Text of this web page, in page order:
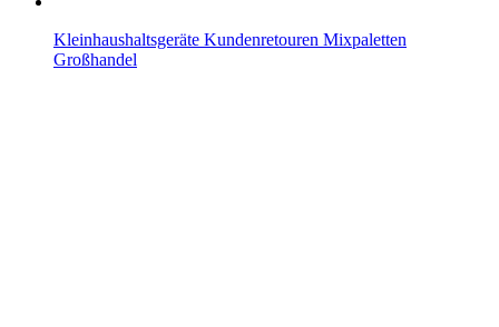
Kleinhaushaltsgeräte Kundenretouren Mixpaletten
Großhandel